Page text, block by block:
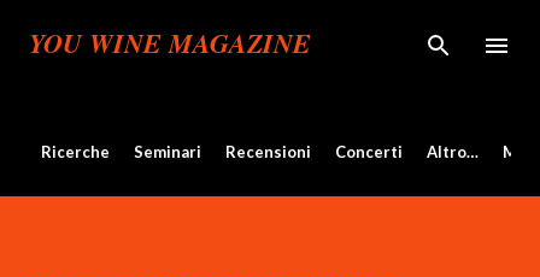
Passa ai contenuti principali
YOU WINE MAGAZINE
Ricerche Seminari Recensioni Concerti Altro…